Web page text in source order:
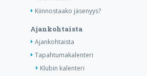
Kiinnostaako jäsenyys?
Ajankohtaista
Ajankohtaista
Tapahtumakalenteri
Klubin kalenteri